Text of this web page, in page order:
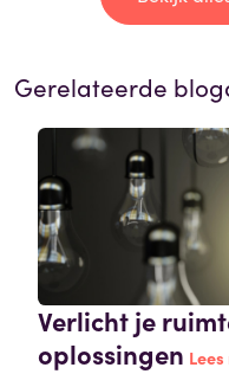
Gerelateerde
Verlicht je
oplossingen